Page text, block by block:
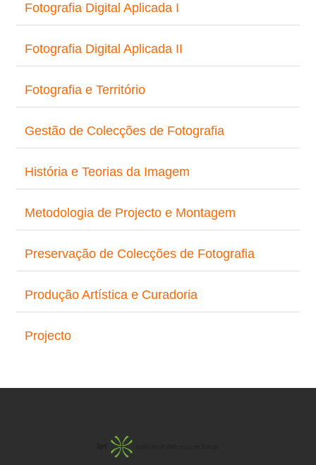
Fotografia Digital Aplicada I
Fotografia Digital Aplicada II
Fotografia e Território
Gestão de Colecções de Fotografia
História e Teorias da Imagem
Metodologia de Projecto e Montagem
Preservação de Colecções de Fotografia
Produção Artística e Curadoria
Projecto